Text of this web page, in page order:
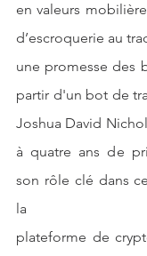
en valeurs
d’escroquerie au
une promesse des
partir d'un bot de
Joshua David
à quatre ans de
son rôle clé dans
la
plateforme de